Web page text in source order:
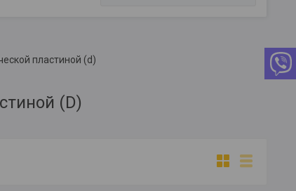
пластиной (d)
(D)